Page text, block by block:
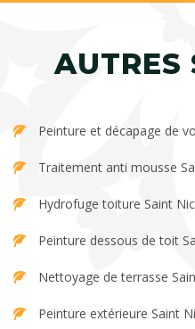
AUTRES
Peinture et décapage de
Traitement anti mousse
Hydrofuge toiture Saint
Peinture dessous de toit
Nettoyage de terrasse
Peinture extérieure Saint